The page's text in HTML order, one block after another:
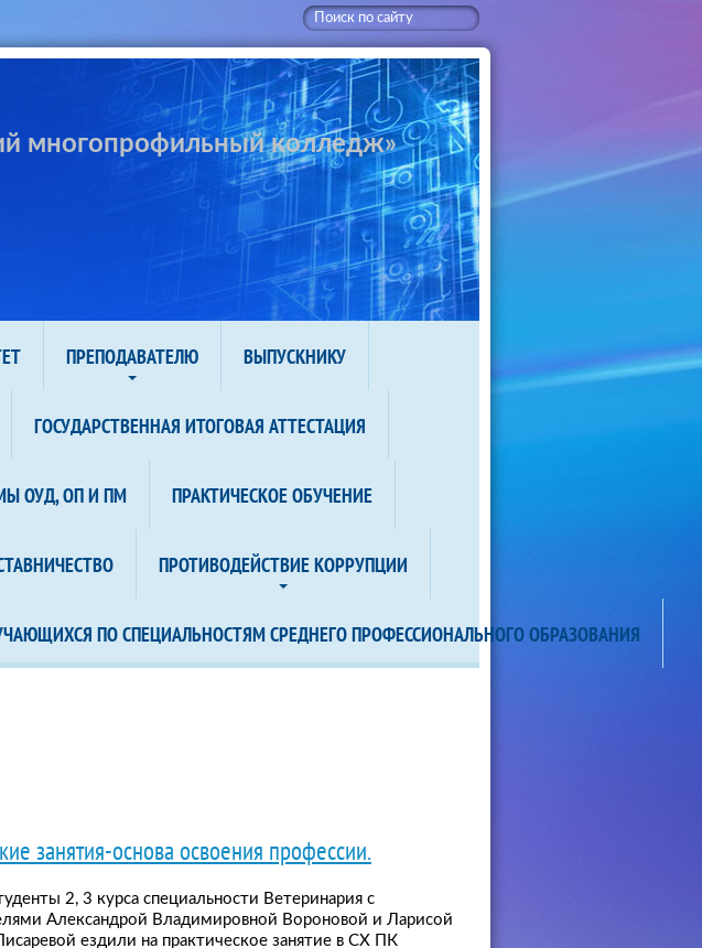
многопрофильный колледж»
ПРЕПОДАВАТЕЛЮ ВЫПУСКНИКУ
ГОСУДАРСТВЕННАЯ ИТОГОВАЯ АТТЕСТАЦИЯ
ОУД, ОП И ПМ ПРАКТИЧЕСКОЕ ОБУЧЕНИЕ
ПРОТИВОДЕЙСТВИЕ КОРРУПЦИИ
ПО СПЕЦИАЛЬНОСТЯМ СРЕДНЕГО ПРОФЕССИОНАЛЬНОГО ОБРАЗОВАНИЯ
занятия-основа освоения профессии.
2, 3 курса специальности Ветеринария с
Александрой Владимировной Вороновой и Ларисой
ездили на практическое занятие в СХ ПК